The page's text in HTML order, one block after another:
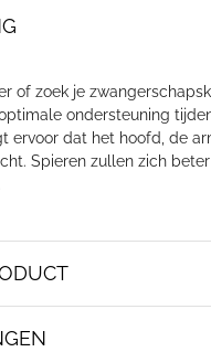
of zoek je
ondersteuning
ervoor dat het hoofd, de
Spieren zullen zich